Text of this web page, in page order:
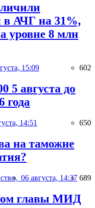
в АЧГ на 31%,
уровне 8 млн
15:09 602
5 августа до
года
14:51 650
на таможне
06 августа, 14:37 689
главы МИД